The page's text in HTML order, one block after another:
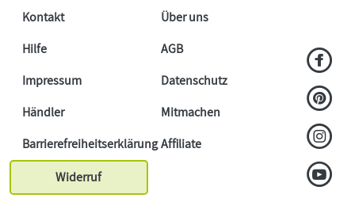
Kontakt
Über uns
Hilfe
AGB
Impressum
Datenschutz
Händler
Mitmachen
BarrierefreiheitserklärungAffiliate
Widerruf